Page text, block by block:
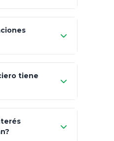
100% a tus
tiene